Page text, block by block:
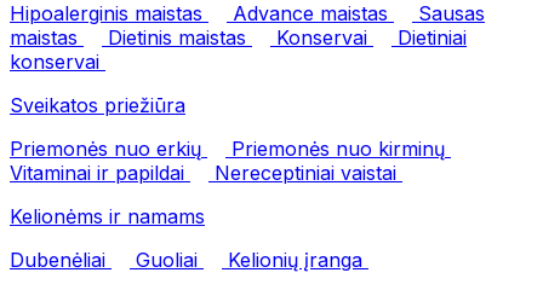
Hipoalerginis maistas
Advance maistas
Sausas
maistas
Dietinis maistas Konservai
Dietiniai
konservai
Sveikatos priežiūra
Priemonės nuo erkių
Priemonės nuo kirminų
Vitaminai ir papildai
Nereceptiniai vaistai
Kelionėms ir namams
Dubenėliai
Guoliai
Kelionių įranga